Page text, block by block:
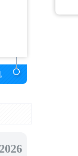
2026